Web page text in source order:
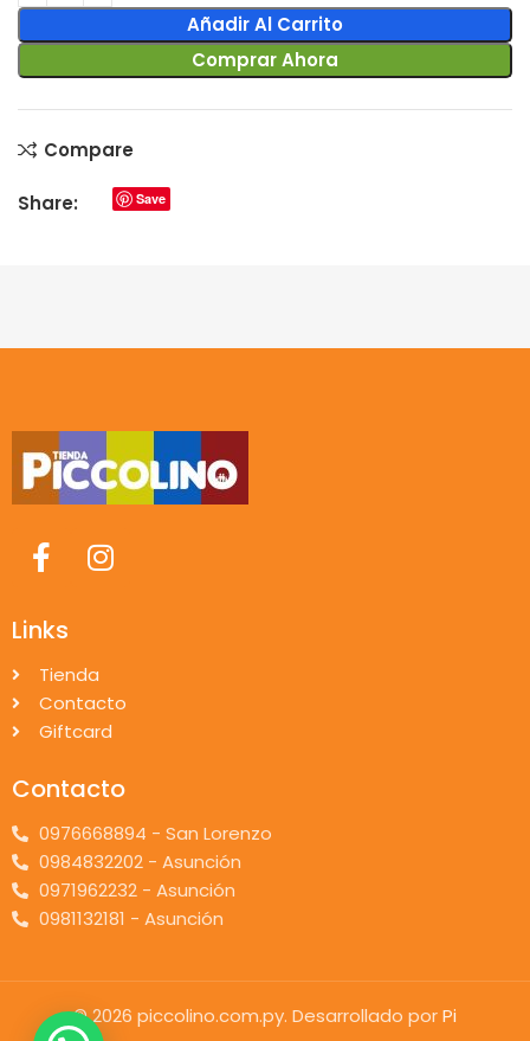
Añadir Al Carrito
Comprar Ahora
Compare
Share: Save
Links
Tienda
Contacto
Giftcard
Contacto
0976668894 - San Lorenzo
0984832202 - Asunción
0971962232 - Asunción
0981132181 - Asunción
© 2026 piccolino.com.py. Desarrollado porPi